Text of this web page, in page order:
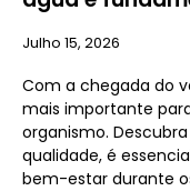
Julho 15, 2026
Com a chegada do
mais importante
organismo.
qualidade, é
bem-estar durante